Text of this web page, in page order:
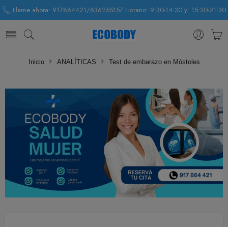
Llame ahora: 917864421/636255157 Horario: 9:30-14:30 y 15:30-21:30
Inicio ANALÍTICAS Test de embarazo en Móstoles